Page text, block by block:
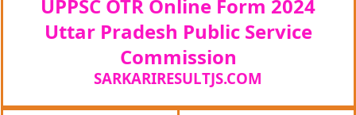
UPPSC OTR Online Form 2024
Uttar Pradesh Public Service
Commission
SARKARIRESULTJS.COM